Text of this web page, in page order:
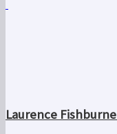
Laurence